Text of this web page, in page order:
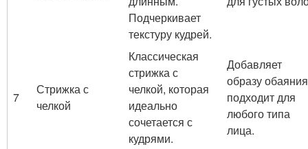
Подчеркивает
текстуру кудрей.
7
Стрижка с
челкой
Классическая
стрижка с
челкой, которая
идеально
сочетается с
кудрями.
Добавляет
образу
подходит для
любого типа
лица.